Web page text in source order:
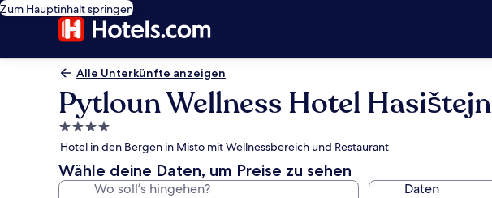
Zum Hauptinhalt springen
Alle Unterkünfte anzeigen
Pytloun Wellness Hotel Hasištejn
4.0-
Sterne-
Unterkunft
Hotel in den Bergen in Misto mit Wellnessbereich und Restaurant
Wähle deine Daten, um Preise zu sehen
Wo soll’s hingehen? Daten